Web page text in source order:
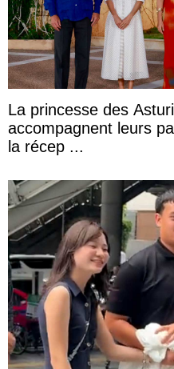
La princesse des
accompagnent leurs
la récep ...